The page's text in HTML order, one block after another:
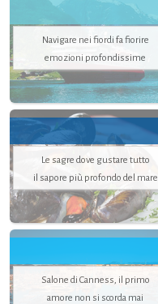
Navigare nei fiordi fa fiorire
emozioni profondissime
Le sagre dove gustare tutto
il sapore più profondo del mare
Salone di Canness, il primo
amore non si scorda mai